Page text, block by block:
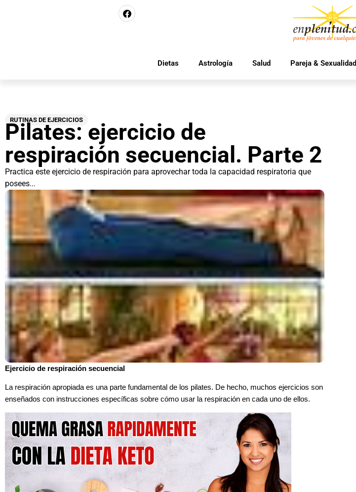
Dietas Astrología Salud Pareja & Sexualidad
RUTINAS DE EJERCICIOS
Pilates: ejercicio de
respiración secuencial. Parte 2
Practica este ejercicio de respiración para aprovechar toda la capacidad respiratoria que
posees...
Ejercicio de respiración secuencial
La respiración apropiada es una parte fundamental de los pilates. De hecho, muchos ejercicios son
enseñados con instrucciones específicas sobre cómo usar la respiración en cada uno de ellos.